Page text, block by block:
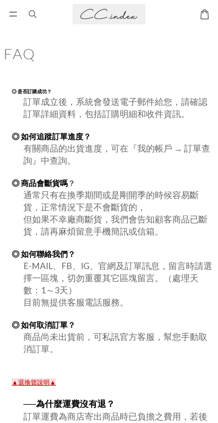
FAQ
◎ 是否訂購成功？
訂單成立後，系統會發送電子郵件給您，請確認
訂單詳細資料，包括訂購明細和收件資訊。
◎ 如何追蹤訂單進度？
有關商品的出貨進度，可在『我的帳戶 → 訂單查
詢』中查詢。
◎ 商品會斷貨嗎 ？
通常只有在換季期間或是剛開季的時候容易斷
貨，正常情況下是不會斷貨的，
但如果不幸廠商斷貨，我們會告知顧客商品已斷
貨，請再麻煩留意手機簡訊或信箱。
◎ 如何聯絡我們？
E-MAIL、FB、IG、官網及訂單訊息，留言時請選
擇一區塊，切勿重覆其它區塊留言。（處理天
數：1～3天）
目前無提供客服電話服務。
◎ 如何取消訂單？
商品尚未出貨前，可私訊官方客服，幫您手動取
消訂單。
▲退換貨說明▲
──為什麼運費沒有退？
訂單運費為商店寄出商品時已負擔之費用，若後